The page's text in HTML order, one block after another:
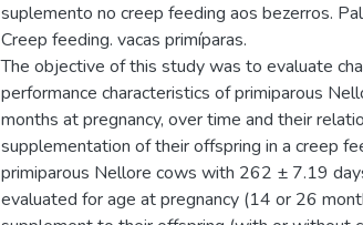
suplemento no creep feeding aos bezerros.
Creep feeding. vacas primíparas.
The objective of this study was to evaluate
performance characteristics of primiparous
months at pregnancy, over time and their
supplementation of their offspring in a creep
primiparous Nellore cows with 262 ± 7.19
evaluated for age at pregnancy (14 or 26